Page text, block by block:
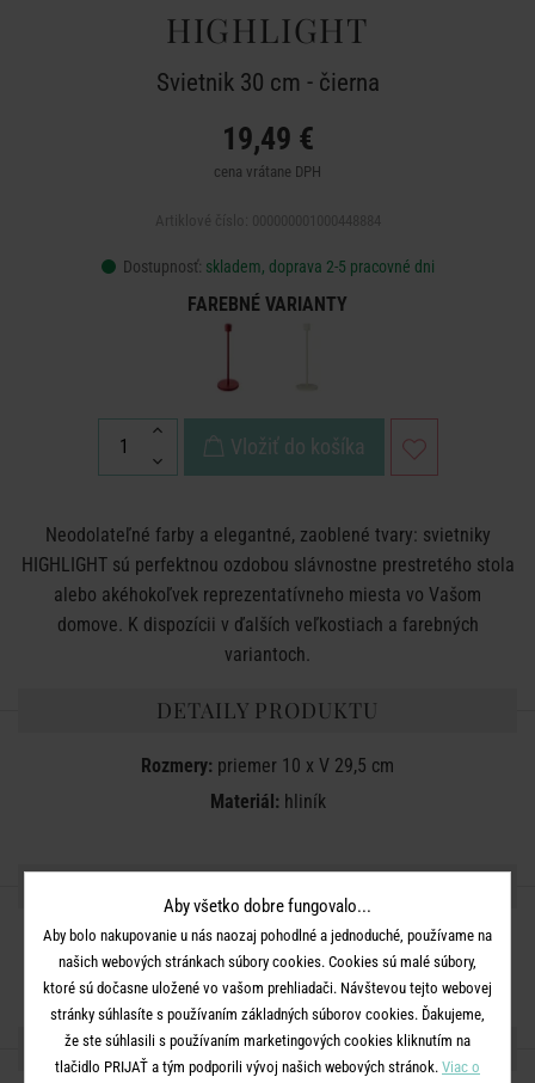
HIGHLIGHT
Svietnik 30 cm - čierna
19,49 €
cena vrátane DPH
Dostupnosť: skladem, doprava 2-5 pracovné dni
FAREBNÉ VARIANTY
Vložiť do košíka
Neodolateľné farby a elegantné, zaoblené tvary: svietniky
HIGHLIGHT sú perfektnou ozdobou slávnostne prestretého stola
alebo akéhokoľvek reprezentatívneho miesta vo Vašom
domove. K dispozícii v ďalších veľkostiach a farebných
variantoch.
DETAILY PRODUKTU
Rozmery: priemer 10 x V 29,5 cm
Materiál:hliník
ĎALŠIE PRODUKTY ZO SÉRIE
Aby všetko dobre fungovalo...
Aby bolo nakupovanie u nás naozaj pohodlné a jednoduché, používame na
našich webových stránkach súbory cookies. Cookies sú malé súbory,
ktoré sú dočasne uložené vo vašom prehliadači. Návštevou tejto webovej
stránky súhlasíte s používaním základných súborov cookies. Ďakujeme,
že ste súhlasili s používaním marketingových cookies kliknutím na
tlačidlo PRIJAŤ a tým podporili vývoj našich webových stránok. Viac o